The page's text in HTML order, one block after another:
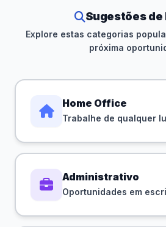
Sugestões de
Explore estas categorias
próxima
Home Office
Trabalhe de qualquer
Administrativo
Oportunidades em